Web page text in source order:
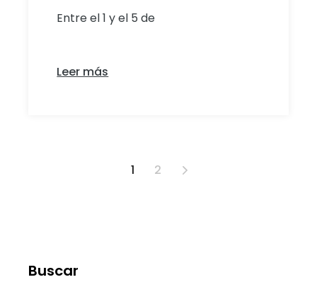
Entre el 1 y el 5 de
Leer más
1 2
Buscar